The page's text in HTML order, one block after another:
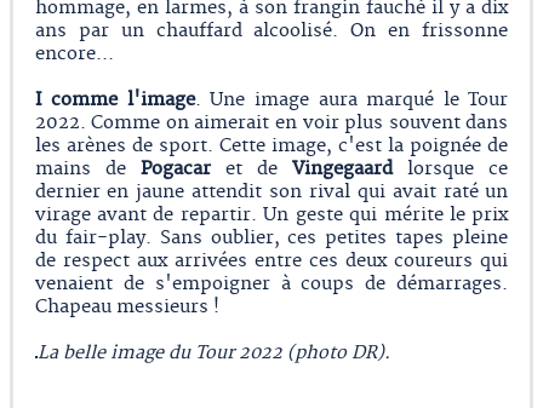
hommage, en larmes, à son frangin fauché il y a dix
ans par un chauffard alcoolisé. On en frissonne
encore...
I comme l'image. Une image aura marqué le Tour
2022. Comme on aimerait en voir plus souvent dans
les arènes de sport. Cette image, c'est la poignée de
mains de Pogacaret deVingegaardlorsque ce
dernier en jaune attendit son rival qui avait raté un
virage avant de repartir. Un geste qui mérite le prix
du fair-play. Sans oublier, ces petites tapes pleine
de respect aux arrivées entre ces deux coureurs qui
venaient de s'empoigner à coups de démarrages.
Chapeau messieurs !
La belle image du Tour 2022 (photo DR).